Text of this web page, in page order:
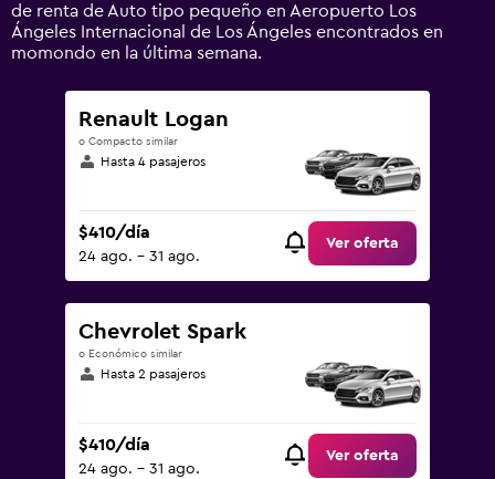
de renta de Auto tipo pequeño en Aeropuerto Los
Ángeles Internacional de Los Ángeles encontrados en
momondo en la última semana.
Renault Logan
o Compacto similar
Hasta 4 pasajeros
$410/día
24 ago. - 31 ago.
Ver oferta
Chevrolet Spark
o Económico similar
Hasta 2 pasajeros
$410/día
24 ago. - 31 ago.
Ver oferta